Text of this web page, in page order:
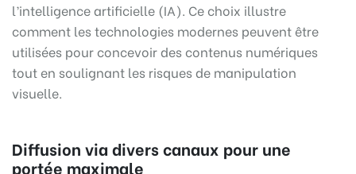
l’intelligence artificielle (IA). Ce choix illustre
comment les technologies modernes peuvent être
utilisées pour concevoir des contenus numériques
tout en soulignant les risques de manipulation
visuelle.
Diffusion via divers canaux pour une
portée maximale